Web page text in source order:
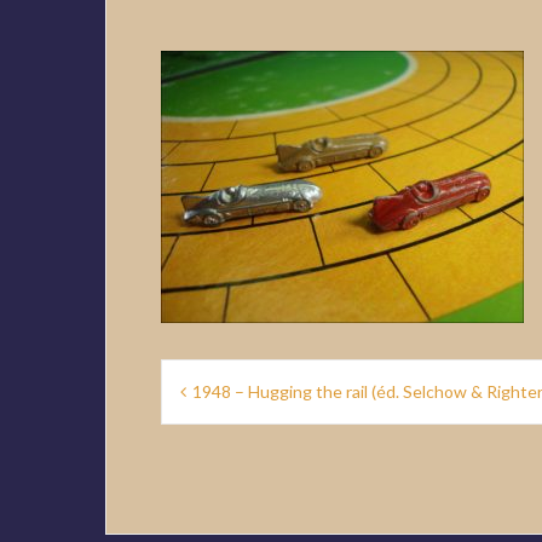
Navigation
de
1948 – Hugging the rail (éd. Selchow &